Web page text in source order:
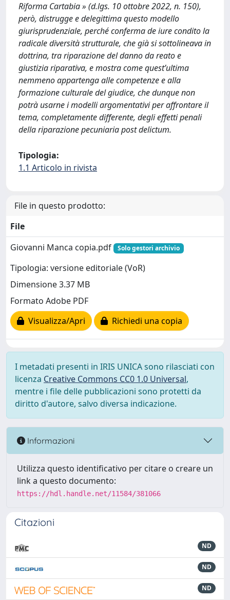
Riforma Cartabia » (d.lgs. 10 ottobre 2022, n. 150),
però, distrugge e delegittima questo modello
giurisprudenziale, perché conferma de iure condito la
radicale diversità strutturale, che già si sottolineava in
dottrina, tra riparazione del danno da reato e
giustizia riparativa, e mostra come quest’ultima
nemmeno appartenga alle competenze e alla
formazione culturale del giudice, che dunque non
potrà usarne i modelli argomentativi per affrontare il
tema, completamente differente, degli effetti penali
della riparazione pecuniaria post delictum.
Tipologia:
1.1 Articolo in rivista
File in questo prodotto:
File
Giovanni Manca copia.pdf
Solo gestori archivio
Tipologia: versione editoriale (VoR)
Dimensione 3.37 MB
Formato Adobe PDF
Visualizza/Apri
Richiedi una copia
I metadati presenti in IRIS UNICA sono rilasciati con
licenza Creative Commons CC0 1.0 Universal,
mentre i file delle pubblicazioni sono protetti da
diritto d'autore, salvo diversa indicazione.
Informazioni
Utilizza questo identificativo per citare o creare un
link a questo documento:
https://hdl.handle.net/11584/381066
Citazioni
ND
ND
ND